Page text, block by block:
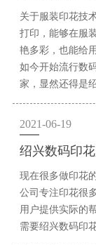
关于服装印花技
打印，能够在服
艳多彩，也能给
如今开始流行数
家，显然还得是
2021-06-19
绍兴数码印
现在很多做印花
公司专注印花很
用户提供实际的
需要绍兴数码印